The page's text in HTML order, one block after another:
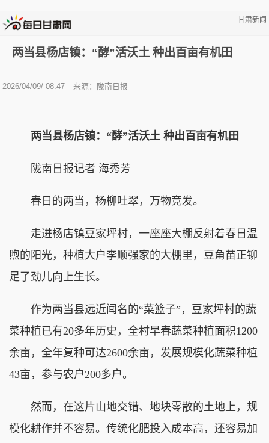
甘肃新闻
两当县杨店镇：“酵”活沃土 种出百亩有机田
2026/04/09/ 08:47 来源：陇南日报
两当县杨店镇：“酵”活沃土 种出百亩有机田
陇南日报记者 海秀芳
春日的两当，杨柳吐翠，万物竞发。
走进杨店镇豆家坪村，一座座大棚反射着春日温
煦的阳光，种植大户李顺强家的大棚里，豆角苗正铆
足了劲儿向上生长。
作为两当县远近闻名的“菜篮子”，豆家坪村的蔬
菜种植已有20多年历史，全村早春蔬菜种植面积1200
余亩，全年复种可达2600余亩，发展规模化蔬菜种植
43亩，参与农户200多户。
然而，在这片山地交错、地块零散的土地上，规
模化耕作并不容易。传统化肥投入成本高，还容易加